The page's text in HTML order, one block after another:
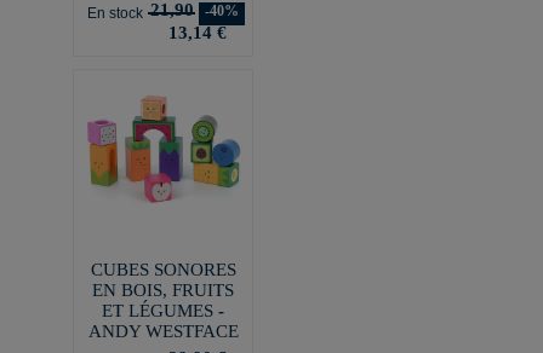
En stock 21,90 -40%
13,14 €
CUBES SONORES
EN BOIS, FRUITS
ET LÉGUMES -
ANDY WESTFACE